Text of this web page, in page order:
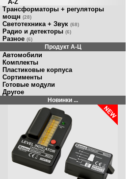
A-Z
Трансформаторы + регуляторы
мощн (28)
Светотехника + Звук (68)
Радио и детекторы (6)
Разное (6)
Продукт A-Ц
Автомобили
Комплекты
Пластиковые корпуса
Сортименты
Готовые модули
Другое
Новинки ...